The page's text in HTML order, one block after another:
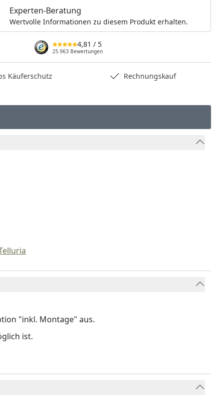
Experten-Beratung
Wertvolle Informationen zu diesem Produkt erhalten.
4,81 / 5
25.963 Bewertungen
Käuferschutz Rechnungskauf
"inkl. Montage" aus.
ist.